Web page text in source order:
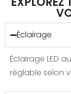
Éclairage
Éclairage LED
réglable selon